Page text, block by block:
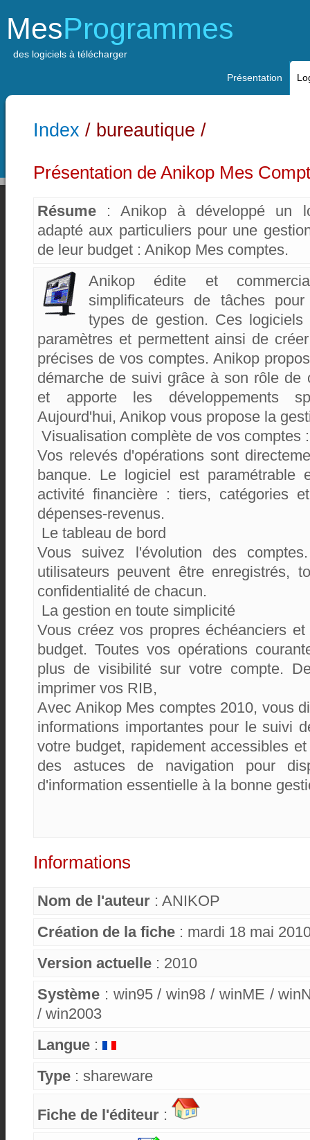
MesProgrammes
des logiciels à télécharger
Présentation
Index / bureautique /
Présentation de Anikop Mes
Résume : Anikop à développé un
adapté aux particuliers pour une
de leur budget : Anikop Mes comptes.
Anikop édite et
simplificateurs de tâches
types de gestion. Ces logiciels
paramètres et permettent ainsi de
précises de vos comptes. Anikop
démarche de suivi grâce à son rôle de
et apporte les développements
Aujourd'hui, Anikop vous propose la
 Visualisation complète de vos comptes :
Vos relevés d'opérations sont
banque. Le logiciel est paramétrable
activité financière : tiers, catégories
dépenses-revenus.
 Le tableau de bord
Vous suivez l'évolution des
utilisateurs peuvent être enregistrés,
confidentialité de chacun.
 La gestion en toute simplicité
Vous créez vos propres échéanciers
budget. Toutes vos opérations
plus de visibilité sur votre compte.
imprimer vos RIB,
Avec Anikop Mes comptes 2010, vous
informations importantes pour le suivi
votre budget, rapidement accessibles
des astuces de navigation pour
d'information essentielle à la bonne
Informations
Nom de l'auteur : ANIKOP
Création de la fiche : mardi 18 mai
Version actuelle : 2010
Système : win95 / win98 / winME /
/ win2003
Langue :
Type : shareware
Fiche de l'éditeur :